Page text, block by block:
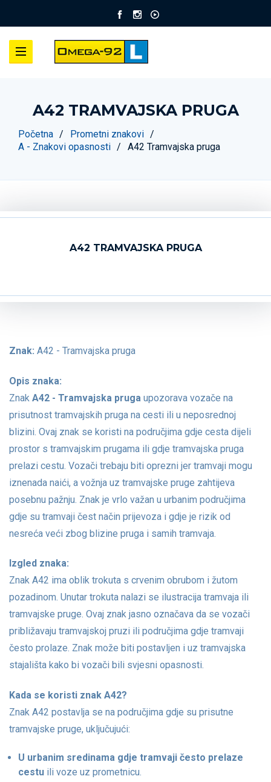
A42 TRAMVAJSKA PRUGA
Početna
Prometni znakovi
A - Znakovi opasnosti
A42 Tramvajska pruga
A42 TRAMVAJSKA PRUGA
Znak: A42 - Tramvajska pruga
Opis znaka:
Znak A42 - Tramvajska pruga upozorava vozače na
prisutnost tramvajskih pruga na cesti ili u neposrednoj
blizini. Ovaj znak se koristi na područjima gdje cesta dijeli
prostor s tramvajskim prugama ili gdje tramvajska pruga
prelazi cestu. Vozači trebaju biti oprezni jer tramvaji mogu
iznenada naići, a vožnja uz tramvajske pruge zahtijeva
posebnu pažnju. Znak je vrlo važan u urbanim područjima
gdje su tramvaji čest način prijevoza i gdje je rizik od
nesreća veći zbog blizine pruga i samih tramvaja.
Izgled znaka:
Znak A42 ima oblik trokuta s crvenim obrubom i žutom
pozadinom. Unutar trokuta nalazi se ilustracija tramvaja ili
tramvajske pruge. Ovaj znak jasno označava da se vozači
približavaju tramvajskoj pruzi ili područjima gdje tramvaji
često prolaze. Znak može biti postavljen i uz tramvajska
stajališta kako bi vozači bili svjesni opasnosti.
Kada se koristi znak A42?
Znak A42 postavlja se na područjima gdje su prisutne
tramvajske pruge, uključujući:
U urbanim sredinama gdje tramvaji često prelaze
cestu ili voze uz prometnicu.